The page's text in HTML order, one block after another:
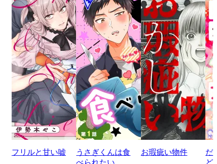
フリルと甘い嘘
うさぎくんは食
べられたい
お瑕疵い物件
だ
ど